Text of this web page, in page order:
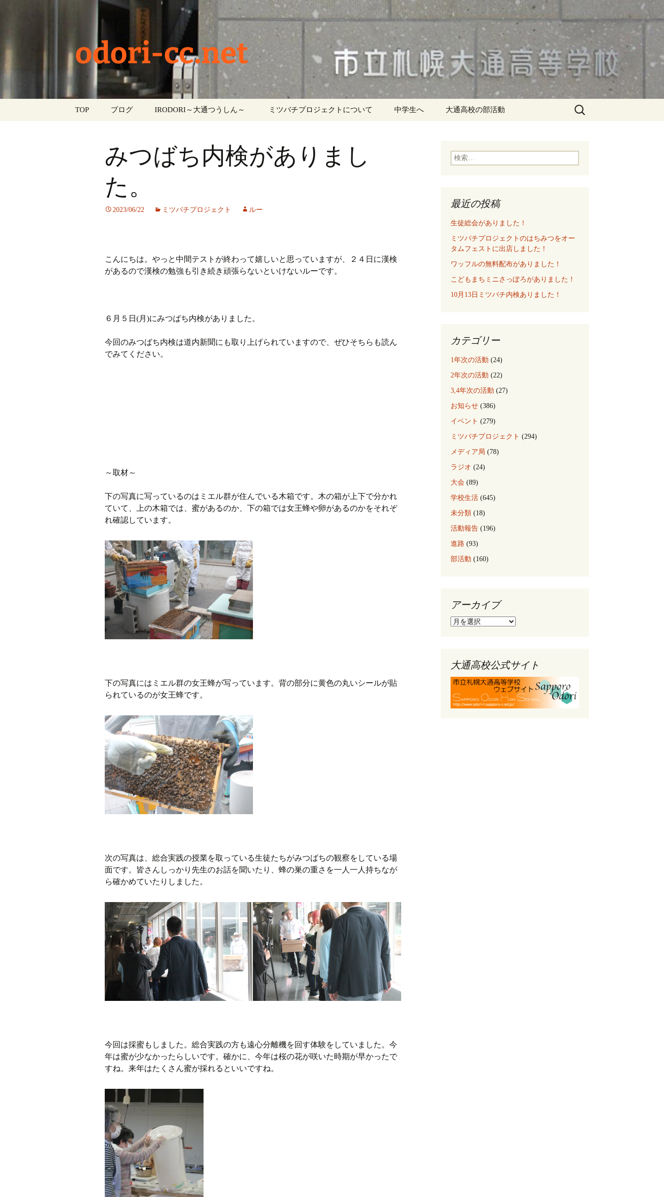
odori-cc.net
TOP ブログ
学校生活
イベント
部活動
ミツバチプロジェクト
3,4年次の活動
IRODORI～大通つうしん～ ‎ ミツバチプロジェクトについて 中学生へ 大通高校の部活動
検
索:
みつばち内検がありまし
た。
2023/06/22 ミツバチプロジェクト ルー
こんにちは。やっと中間テストが終わって嬉しいと思っていますが、２４日に漢検
があるので漢検の勉強も引き続き頑張らないといけないルーです。
６月５日(月)にみつばち内検がありました。
今回のみつばち内検は道内新聞にも取り上げられていますので、ぜひそちらも読ん
でみてください。
～取材～
下の写真に写っているのはミエル群が住んでいる木箱です。木の箱が上下で分かれ
ていて、上の木箱では、蜜があるのか、下の箱では女王蜂や卵があるのかをそれぞ
れ確認しています。
下の写真にはミエル群の女王蜂が写っています。背の部分に黄色の丸いシールが貼
られているのが女王蜂です。
次の写真は、総合実践の授業を取っている生徒たちがみつばちの観察をしている場
面です。皆さんしっかり先生のお話を聞いたり、蜂の巣の重さを一人一人持ちなが
ら確かめていたりしました。
今回は採蜜もしました。総合実践の方も遠心分離機を回す体験をしていました。今
年は蜜が少なかったらしいです。確かに、今年は桜の花が咲いた時期が早かったで
すね。来年はたくさん蜜が採れるといいですね。
検
索:
最近の投稿
生徒総会がありました！
ミツバチプロジェクトのはちみつをオー
タムフェストに出店しました！
ワッフルの無料配布がありました！
こどもまちミニさっぽろがありました！
10月13日ミツバチ内検ありました！
カテゴリー
1年次の活動 (24)
2年次の活動 (22)
3,4年次の活動 (27)
お知らせ (386)
イベント (279)
ミツバチプロジェクト (294)
メディア局 (78)
ラジオ (24)
大会 (89)
学校生活 (645)
未分類 (18)
活動報告 (196)
進路 (93)
部活動 (160)
アーカイブ
ア
ブ
大通高校公式サイト